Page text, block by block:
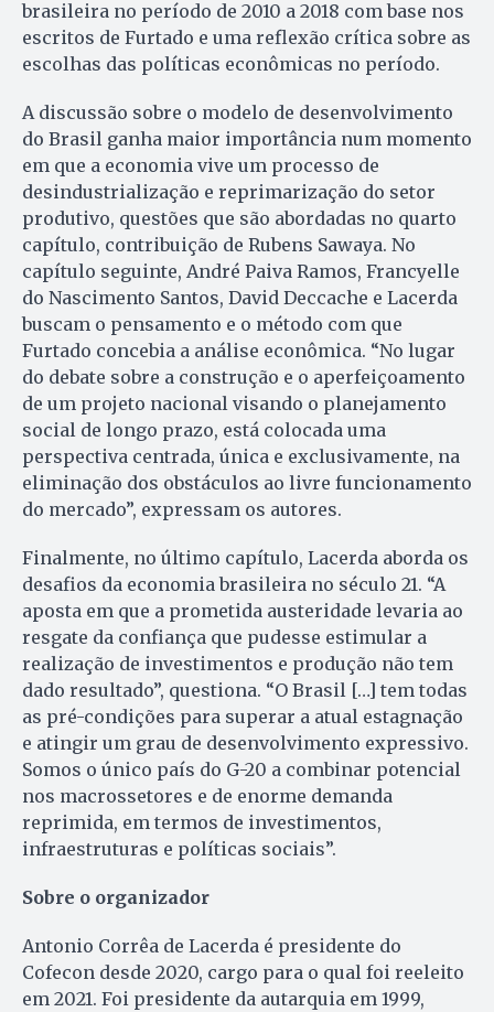
brasileira no período de 2010 a 2018 com base nos
escritos de Furtado e uma reflexão crítica sobre as
escolhas das políticas econômicas no período.
A discussão sobre o modelo de desenvolvimento
do Brasil ganha maior importância num momento
em que a economia vive um processo de
desindustrialização e reprimarização do setor
produtivo, questões que são abordadas no quarto
capítulo, contribuição de Rubens Sawaya. No
capítulo seguinte, André Paiva Ramos, Francyelle
do Nascimento Santos, David Deccache e Lacerda
buscam o pensamento e o método com que
Furtado concebia a análise econômica. “No lugar
do debate sobre a construção e o aperfeiçoamento
de um projeto nacional visando o planejamento
social de longo prazo, está colocada uma
perspectiva centrada, única e exclusivamente, na
eliminação dos obstáculos ao livre funcionamento
do mercado”, expressam os autores.
Finalmente, no último capítulo, Lacerda aborda os
desafios da economia brasileira no século 21. “A
aposta em que a prometida austeridade levaria ao
resgate da confiança que pudesse estimular a
realização de investimentos e produção não tem
dado resultado”, questiona. “O Brasil […] tem todas
as pré-condições para superar a atual estagnação
e atingir um grau de desenvolvimento expressivo.
Somos o único país do G-20 a combinar potencial
nos macrossetores e de enorme demanda
reprimida, em termos de investimentos,
infraestruturas e políticas sociais”.
Sobre o organizador
Antonio Corrêa de Lacerda é presidente do
Cofecon desde 2020, cargo para o qual foi reeleito
em 2021. Foi presidente da autarquia em 1999,